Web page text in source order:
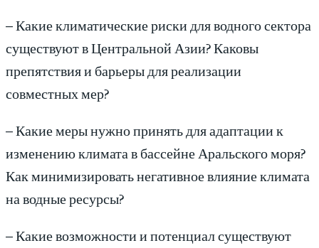
– Какие климатические риски для водного сектора
существуют в Центральной Азии? Каковы
препятствия и барьеры для реализации
совместных мер?
– Какие меры нужно принять для адаптации к
изменению климата в бассейне Аральского моря?
Как минимизировать негативное влияние климата
на водные ресурсы?
– Какие возможности и потенциал существуют